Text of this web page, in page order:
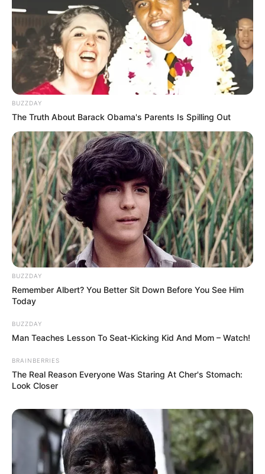
BUZZDAY
The Truth About Barack Obama's Parents Is Spilling Out
BUZZDAY
Remember Albert? You Better Sit Down Before You See Him
Today
BUZZDAY
Man Teaches Lesson To Seat-Kicking Kid And Mom – Watch!
BRAINBERRIES
The Real Reason Everyone Was Staring At Cher's Stomach:
Look Closer